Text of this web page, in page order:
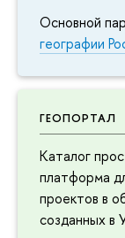
Основной
еографии
ГЕОПОРТАЛ
Каталог
платформа
проектов в
созданных в